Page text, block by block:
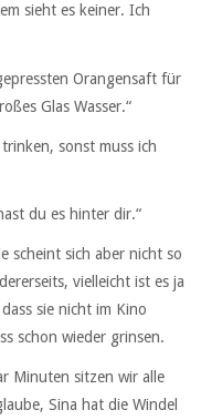
sieht es keiner. Ich
Orangensaft für
Glas Wasser.“
sonst muss ich
du es hinter dir.“
scheint sich aber nicht so
vielleicht ist es ja
sie nicht im Kino
schon wieder grinsen.
Minuten sitzen wir alle
Sina hat die Windel